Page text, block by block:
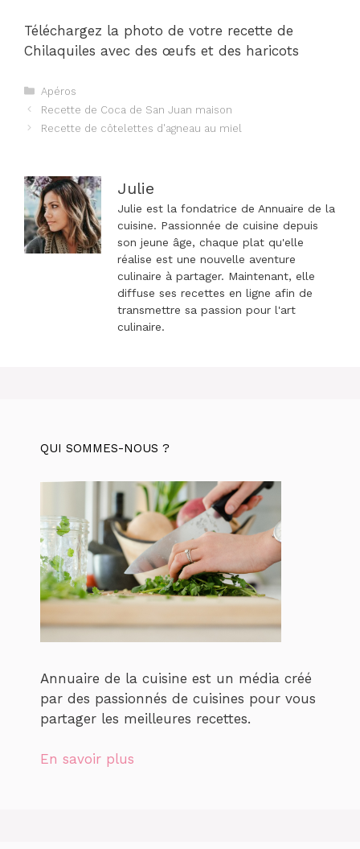
Téléchargez la photo de votre recette de
Chilaquiles avec des œufs et des haricots
Catégories
Apéros
Navigation
des
Recette de Coca de San Juan maison
Recette de côtelettes d'agneau au miel
Julie
Julie est la fondatrice de Annuaire de la
cuisine. Passionnée de cuisine depuis
son jeune âge, chaque plat qu'elle
réalise est une nouvelle aventure
culinaire à partager. Maintenant, elle
diffuse ses recettes en ligne afin de
transmettre sa passion pour l'art
culinaire.
QUI SOMMES-NOUS ?
Annuaire de la cuisine est un média créé
par des passionnés de cuisines pour vous
partager les meilleures recettes.
En savoir plus